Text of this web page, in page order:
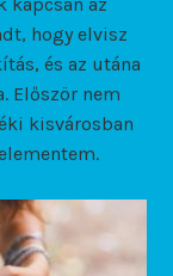
kapcsán az
hogy elvisz
és az utána
Először nem
kisvárosban